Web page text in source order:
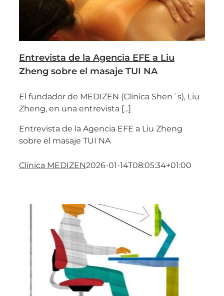
Entrevista de la Agencia EFE a Liu
Zheng sobre el masaje TUI NA
El fundador de MEDIZEN (Clínica Shen´s), Liu
Zheng, en una entrevista [...]
Entrevista de la Agencia EFE a Liu Zheng
sobre el masaje TUI NA
Clínica MEDIZEN2026-01-14T08:05:34+01:00